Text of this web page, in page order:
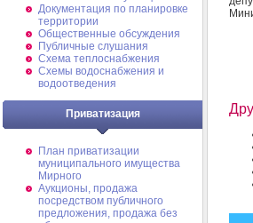
Документация по планировке
территории
Общественные обсуждения
Публичные слушания
Схема теплоснабжения
Схемы водоснабжения и
водоотведения
Приватизация
План приватизации
муниципального имущества
Мирного
Аукционы, продажа
посредством публичного
предложения, продажа без